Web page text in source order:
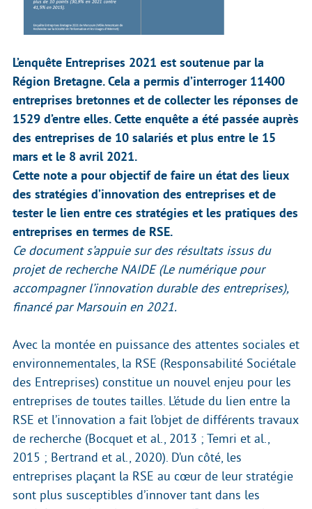
L’enquête Entreprises 2021 est soutenue par la
Région Bretagne. Cela a permis d’interroger 11400
entreprises bretonnes et de collecter les réponses de
1529 d’entre elles. Cette enquête a été passée auprès
des entreprises de 10 salariés et plus entre le 15
mars et le 8 avril 2021.
Cette note a pour objectif de faire un état des lieux
des stratégies d’innovation des entreprises et de
tester le lien entre ces stratégies et les pratiques des
entreprises en termes de RSE.
Ce document s’appuie sur des résultats issus du
projet de recherche NAIDE (Le numérique pour
accompagner l’innovation durable des entreprises),
financé par Marsouin en 2021.
Avec la montée en puissance des attentes sociales et
environnementales, la RSE (Responsabilité Sociétale
des Entreprises) constitue un nouvel enjeu pour les
entreprises de toutes tailles. L’étude du lien entre la
RSE et l’innovation a fait l’objet de différents travaux
de recherche (Bocquet et al., 2013 ; Temri et al.,
2015 ; Bertrand et al., 2020). D’un côté, les
entreprises plaçant la RSE au cœur de leur stratégie
sont plus susceptibles d’innover tant dans les